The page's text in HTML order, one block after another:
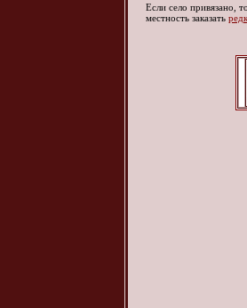
Если село привязано,
местность заказать